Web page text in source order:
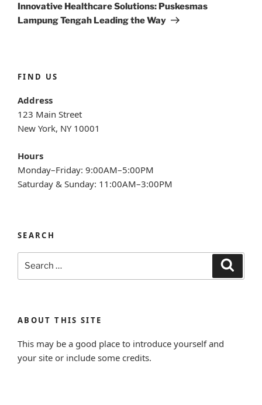
Post
Innovative Healthcare Solutions: Puskesmas
Lampung Tengah Leading the Way
FIND US
Address
123 Main Street
New York, NY 10001
Hours
Monday–Friday: 9:00AM–5:00PM
Saturday & Sunday: 11:00AM–3:00PM
SEARCH
ABOUT THIS SITE
This may be a good place to introduce yourself and
your site or include some credits.